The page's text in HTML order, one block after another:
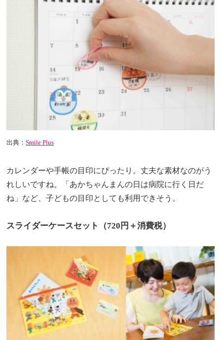
出典：Smile Plus
カレンダーや手帳の目印にぴったり。丈夫な素材なのがう
れしいですね。「あかちゃんまんの日は病院に行く日だ
ね」など、子どもの目印としても利用できそう。
スライダーケースセット（720円＋消費税）